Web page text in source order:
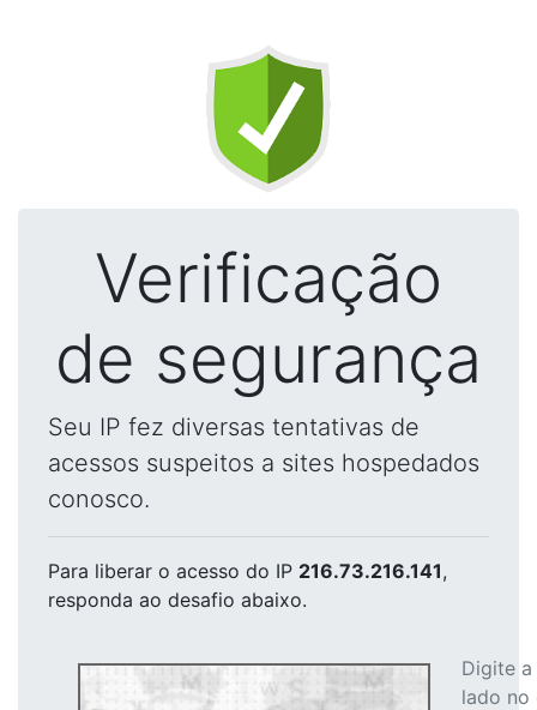
Verificação
de segurança
Seu IP fez diversas tentativas de
acessos suspeitos a sites hospedados
conosco.
Para liberar o acesso do IP 216.73.216.141,
responda ao desafio abaixo.
Digite
lado no